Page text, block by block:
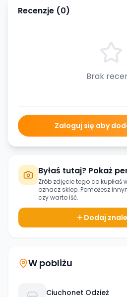
Recenzje (0)
Brak
Zaloguj się aby
Byłaś tutaj? Pokaż
Zrób zdjęcie tego co kupiłaś
oznacz sklep. Pomożesz
czy warto iść.
Dodaj
W pobliżu
Ciuchonet Odzież